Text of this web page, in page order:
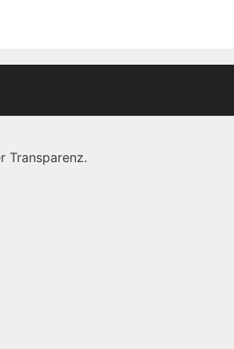
Transparenz.